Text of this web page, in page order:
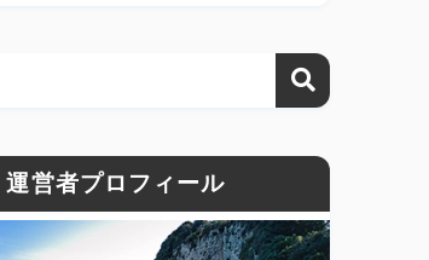
運営者プロフィール